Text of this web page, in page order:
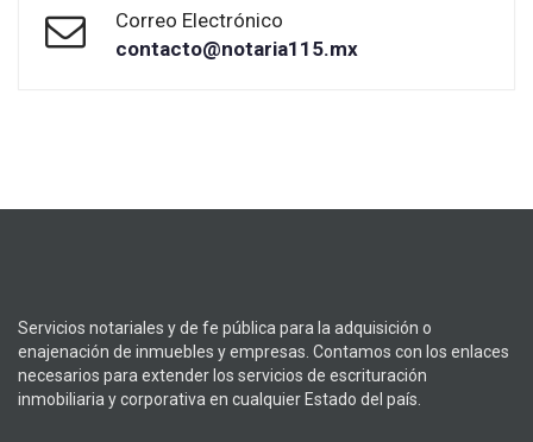
Correo Electrónico
contacto@notaria115.mx
Servicios notariales y de fe pública para la adquisición o
enajenación de inmuebles y empresas. Contamos con los enlaces
necesarios para extender los servicios de escrituración
inmobiliaria y corporativa en cualquier Estado del país.